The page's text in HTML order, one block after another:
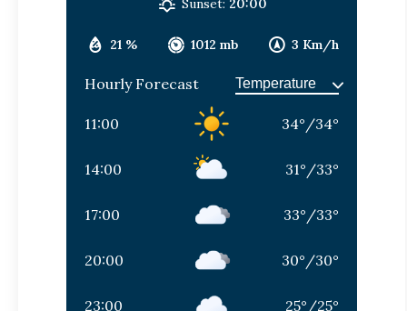
21 % 1012 mb 3 Km/h
Sunset: 20:00
Hourly Forecast
11:00 34° /34°
14:00 31° /33°
17:00 33° /33°
20:00 30° /30°
23:00 25° /25°